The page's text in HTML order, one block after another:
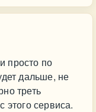
просто по
дальше, не
треть
этого сервиса.